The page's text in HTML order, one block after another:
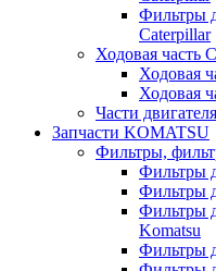
Фильтры
Caterpillar
Ходовая часть
Ходовая
Ходовая
Части
Запчасти KOMATSU
Фильтры,
Фильтры
Фильтры
Фильтры
Komatsu
Фильтры